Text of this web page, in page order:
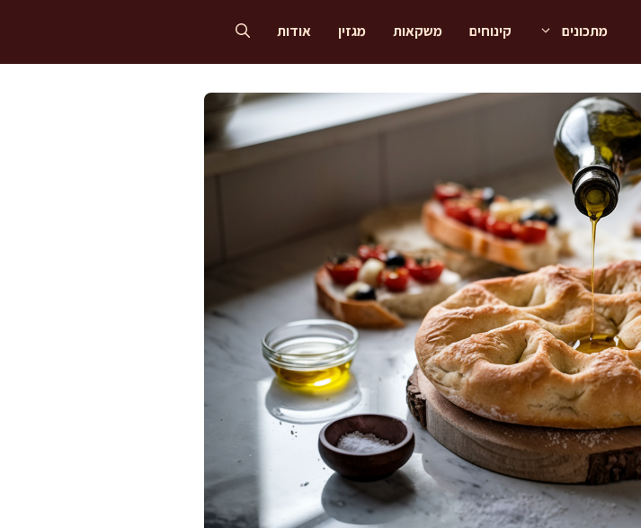
מתכונים קינוחים משקאות מגזין אודות